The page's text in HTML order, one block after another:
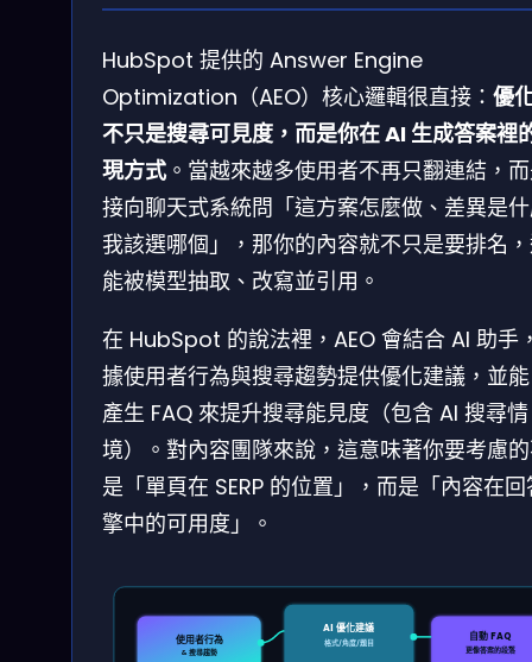
HubSpot 提供的 Answer Engine
Optimization（AEO）核心邏輯很直接： 優
不只是搜尋可見度，而是你在 AI 生成答案裡
現方式。當越來越多使用者不再只翻連結，
接向聊天式系統問「這方案怎麼做、差異是
我該選哪個」，那你的內容就不只是要排名
能被模型抽取、改寫並引用。
在 HubSpot 的說法裡，AEO 會結合 AI 助手
據使用者行為與搜尋趨勢提供優化建議，並
產生 FAQ 來提升搜尋能見度（包含 AI 搜尋情
境）。對內容團隊來說，這意味著你要考慮
是「單頁在 SERP 的位置」，而是「內容在
擎中的可用度」。
使用者行為
& 搜尋趨勢
AI 優化建議
格式/角度/題目 自動 FAQ
更像答案的段落